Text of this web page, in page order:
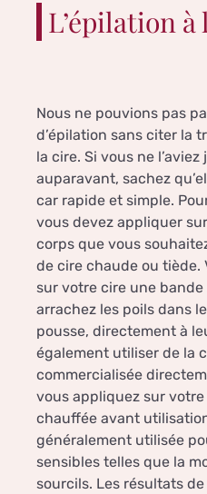
L’épilation à
Nous ne pouvions pas
d’épilation sans citer la
la cire. Si vous ne
auparavant, sachez
car rapide et simple.
vous devez appliquer
corps que vous
de cire chaude ou tiède.
sur votre cire une
arrachez les poils dans
pousse, directement à
également utiliser de la
commercialisée
vous appliquez sur
chauffée avant
généralement utilisée
sensibles telles que la
sourcils. Les résultats